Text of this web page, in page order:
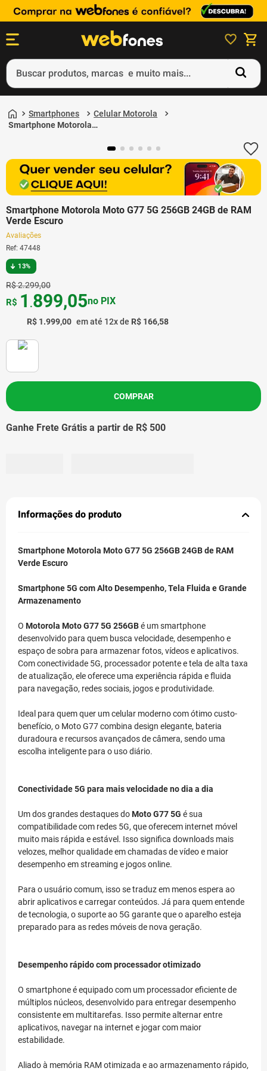
Buscar produtos, marcas e muito mais...
Smartphones
Celular Motorola
Smartphone Motorola
Smartphone Motorola Moto G77 5G 256GB 24GB de RAM
Verde Escuro
Avaliações
Ref: 47448
13%
R$2.299,00
R$ 1.999,00 em até 12x de R$ 166,58
R$ 1 .899,05no PIX
COMPRAR
Ganhe Frete Grátis a partir de R$ 500
Informações do produto
Smartphone Motorola Moto G77 5G 256GB 24GB de RAM
Verde Escuro
Smartphone 5G com Alto Desempenho, Tela Fluida e Grande
Armazenamento
O Motorola Moto G77 5G 256GBé um smartphone
desenvolvido para quem busca velocidade, desempenho e
espaço de sobra para armazenar fotos, vídeos e aplicativos.
Com conectividade 5G, processador potente e tela de alta taxa
de atualização, ele oferece uma experiência rápida e fluida
para navegação, redes sociais, jogos e produtividade.
Ideal para quem quer um celular moderno com ótimo custo-
benefício, o Moto G77 combina design elegante, bateria
duradoura e recursos avançados de câmera, sendo uma
escolha inteligente para o uso diário.
Conectividade 5G para mais velocidade no dia a dia
Um dos grandes destaques doMoto G77 5G é sua
compatibilidade com redes 5G, que oferecem internet móvel
muito mais rápida e estável. Isso significa downloads mais
velozes, melhor qualidade em chamadas de vídeo e maior
desempenho em streaming e jogos online.
Para o usuário comum, isso se traduz em menos espera ao
abrir aplicativos e carregar conteúdos. Já para quem entende
de tecnologia, o suporte ao 5G garante que o aparelho esteja
preparado para as redes móveis de nova geração.
Desempenho rápido com processador otimizado
O smartphone é equipado com um processador eficiente de
múltiplos núcleos, desenvolvido para entregar desempenho
consistente em multitarefas. Isso permite alternar entre
aplicativos, navegar na internet e jogar com maior
estabilidade.
Aliado à memória RAM otimizada e ao armazenamento rápido,
1º
ps5
3º
ps4
4º
smartphone
5º notebook